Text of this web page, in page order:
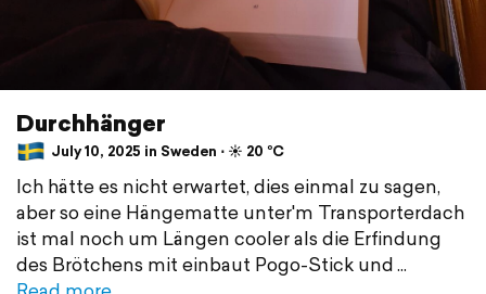
Durchhänger
July 10, 2025 in Sweden ⋅ ☀️ 20 °C
Ich hätte es nicht erwartet, dies einmal zu sagen,
aber so eine Hängematte unter'm Transporterdach
ist mal noch um Längen cooler als die Erfindung
des Brötchens mit einbaut Pogo-Stick und